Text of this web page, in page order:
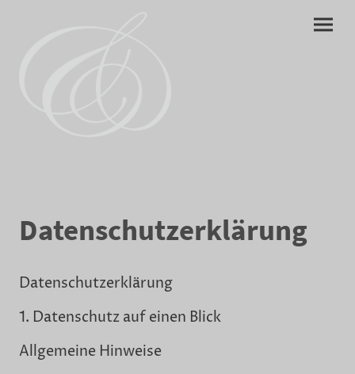
Datenschutzerklärung
Datenschutzerklärung
1. Datenschutz auf einen Blick
Allgemeine Hinweise